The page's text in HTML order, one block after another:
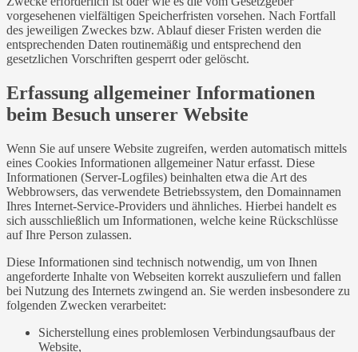
vorgesehenen vielfältigen Speicherfristen vorsehen. Nach Fortfall
des jeweiligen Zweckes bzw. Ablauf dieser Fristen werden die
entsprechenden Daten routinemäßig und entsprechend den
gesetzlichen Vorschriften gesperrt oder gelöscht.
Erfassung allgemeiner Informationen
beim Besuch unserer Website
Wenn Sie auf unsere Website zugreifen, werden automatisch mittels
eines Cookies Informationen allgemeiner Natur erfasst. Diese
Informationen (Server-Logfiles) beinhalten etwa die Art des
Webbrowsers, das verwendete Betriebssystem, den Domainnamen
Ihres Internet-Service-Providers und ähnliches. Hierbei handelt es
sich ausschließlich um Informationen, welche keine Rückschlüsse
auf Ihre Person zulassen.
Diese Informationen sind technisch notwendig, um von Ihnen
angeforderte Inhalte von Webseiten korrekt auszuliefern und fallen
bei Nutzung des Internets zwingend an. Sie werden insbesondere zu
folgenden Zwecken verarbeitet:
Sicherstellung eines problemlosen Verbindungsaufbaus der
Website,